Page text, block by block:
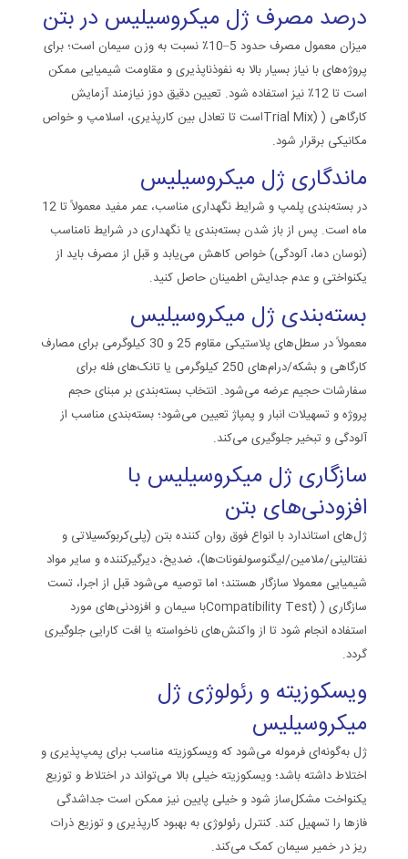
درصد مصرف ژل میکروسیلیس در بتن
میزان معمول مصرف حدود 5–10٪ نسبت به وزن سیمان است؛ برای
پروژه‌های با نیاز بسیار بالا به نفوذناپذیری و مقاومت شیمیایی ممکن
است تا 12٪ نیز استفاده شود. تعیین دقیق دوز نیازمند آزمایش
کارگاهی ( Trial Mix)است تا تعادل بین کارپذیری، اسلامپ و خواص
مکانیکی برقرار شود.
ماندگاری ژل میکروسیلیس
در بسته‌بندی پلمپ و شرایط نگهداری مناسب، عمر مفید معمولاً تا 12
ماه است. پس از باز شدن بسته‌بندی یا نگهداری در شرایط نامناسب
(نوسان دما، آلودگی) خواص کاهش می‌یابد و قبل از مصرف باید از
یکنواختی و عدم جدایش اطمینان حاصل کنید.
بسته‌بندی ژل میکروسیلیس
معمولاً در سطل‌های پلاستیکی مقاوم 25 و 30 کیلوگرمی برای مصارف
کارگاهی و بشکه/درام‌های 250 کیلوگرمی یا تانک‌های فله برای
سفارشات حجیم عرضه می‌شود. انتخاب بسته‌بندی بر مبنای حجم
پروژه و تسهیلات انبار و پمپاژ تعیین می‌شود؛ بسته‌بندی مناسب از
آلودگی و تبخیر جلوگیری می‌کند.
سازگاری ژل میکروسیلیس با
افزودنی‌های بتن
ژل‌های استاندارد با انواع فوق روان کننده بتن (پلی‌کربوکسیلاتی و
نفتالینی/ملامین/لیگنوسولفونات‌ها)، ضدیخ، دیرگیرکننده و سایر مواد
شیمیایی معمولا سازگار هستند؛ اما توصیه می‌شود قبل از اجرا، تست
سازگاری ( Compatibility Test)با سیمان و افزودنی‌های مورد
استفاده انجام شود تا از واکنش‌های ناخواسته یا افت کارایی جلوگیری
گردد.
ویسکوزیته و رئولوژی ژل
میکروسیلیس
ژل به‌گونه‌ای فرموله می‌شود که ویسکوزیته مناسب برای پمپ‌پذیری و
اختلاط داشته باشد؛ ویسکوزیته خیلی بالا می‌تواند در اختلاط و توزیع
یکنواخت مشکل‌ساز شود و خیلی پایین نیز ممکن است جداشدگی
فازها را تسهیل کند. کنترل رئولوژی به بهبود کارپذیری و توزیع ذرات
ریز در خمیر سیمان کمک می‌کند.